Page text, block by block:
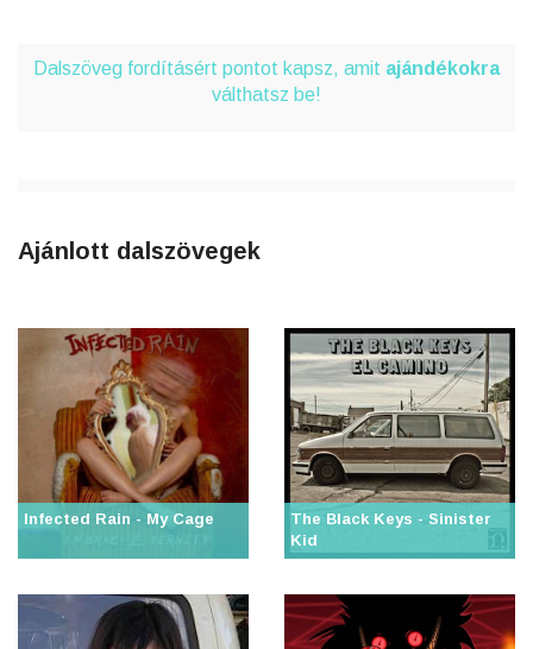
Dalszöveg fordításért pontot kapsz, amit ajándékokra
válthatsz be!
Ajánlott dalszövegek
Infected Rain - My Cage
The Black Keys - Sinister
Kid